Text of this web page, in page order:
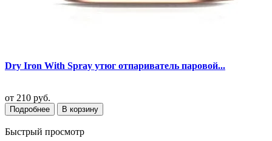
Dry Iron With Spray утюг отпариватель паровой...
от 210 руб.
Подробнее В корзину
Быстрый просмотр